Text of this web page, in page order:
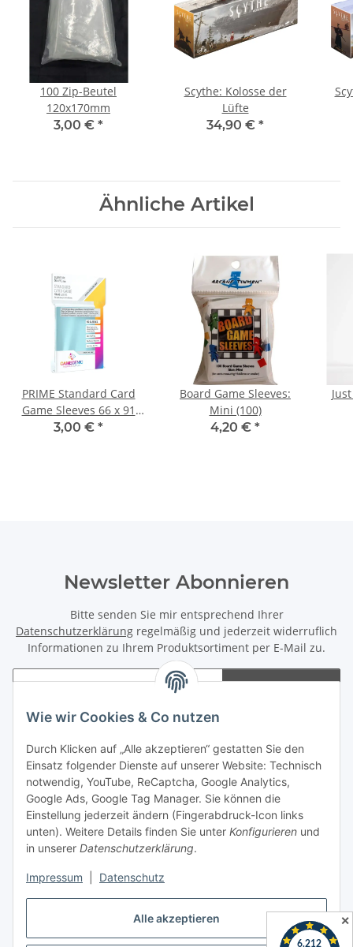
Alle akzeptieren
Wie wir Cookies & Co nutzen
Durch Klicken auf „Alle akzeptieren“ gestatten Sie den
Einsatz folgender Dienste auf unserer Website: Technisch
notwendig, YouTube, ReCaptcha, Google Analytics,
Google Ads, Google Tag Manager. Sie können die
Einstellung jederzeit ändern (Fingerabdruck-Icon links
unten). Weitere Details finden Sie unter Konfigurieren und
in unserer Datenschutzerklärung.
Impressum Datenschutz
100 Zip-Beutel
120x170mm
3,00 € *
Scythe: Kolosse der
Lüfte
34,90 € *
Ähnliche Artikel
PRIME Standard Card
Game Sleeves 66 x 91
mm (Einzelpack)
3,00 € *
Board Game Sleeves:
Mini (100)
4,20 € *
Newsletter Abonnieren
Bitte senden Sie mir entsprechend Ihrer
Datenschutzerklärung regelmäßig und jederzeit widerruflich
Informationen zu Ihrem Produktsortiment per E-Mail zu.
Abonnieren
Newsletter Abonnieren
Informationen
Gesetzliche Informationen
Spieletreffs in Jülich & Umgebung
✕